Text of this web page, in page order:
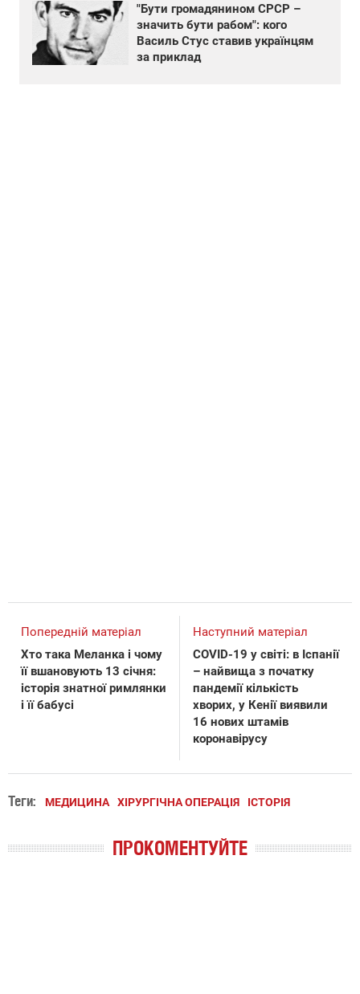
"Бути громадянином СРСР –
значить бути рабом": кого
Василь Стус ставив українцям
за приклад
Попередній матеріал
Хто така Меланка і чому
її вшановують 13 січня:
історія знатної римлянки
і її бабусі
Наступний матеріал
COVID-19 у світі: в Іспанії
– найвища з початку
пандемії кількість
хворих, у Кенії виявили
16 нових штамів
коронавірусу
Теги: МЕДИЦИНА ХІРУРГІЧНА ОПЕРАЦІЯ ІСТОРІЯ
ПРОКОМЕНТУЙТЕ